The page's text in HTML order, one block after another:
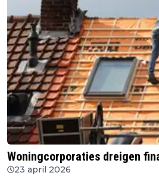
Woningcorporaties dreigen
23 april 2026